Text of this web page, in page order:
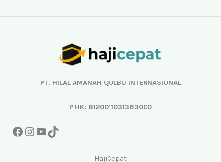
PT. HILAL AMANAH QOLBU INTERNASIONAL
PIHK: 8120011031363000
Instagram
YouTube
TikTok
HajiCepat